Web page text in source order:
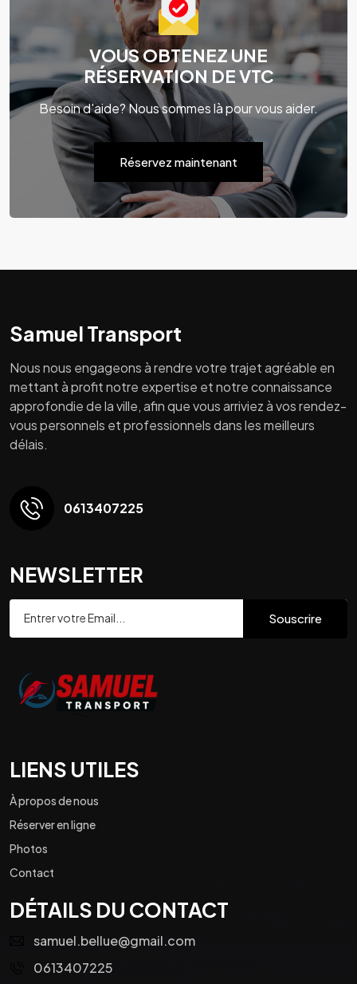
VOUS OBTENEZ UNE
RÉSERVATION DE VTC
Besoin d'aide? Nous sommes là pour vous aider.
Réservez maintenant
Samuel Transport
Nous nous engageons à rendre votre trajet agréable en
mettant à profit notre expertise et notre connaissance
approfondie de la ville, afin que vous arriviez à vos rendez-
vous personnels et professionnels dans les meilleurs
délais.
0613407225
NEWSLETTER
Souscrire
LIENS UTILES
À propos de nous
Réserver en ligne
Photos
Contact
DÉTAILS DU CONTACT
samuel.bellue@gmail.com
0613407225